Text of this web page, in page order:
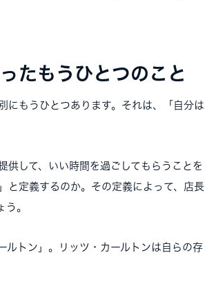
たもうひとつのこと
にもうひとつあります。それは、「自分は
供して、いい時間を過ごしてもらうことを
と定義するのか。その定義によって、店長
。
ルトン」。リッツ・カールトンは自らの存